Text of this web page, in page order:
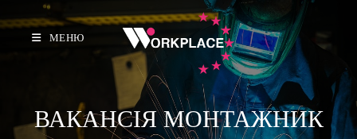
МЕНЮ
ВАКАНСІЯ МОНТАЖНИК